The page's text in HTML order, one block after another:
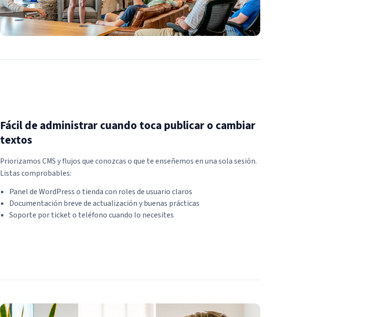
Fácil de administrar cuando toca publicar o cambiar
textos
Priorizamos CMS y flujos que conozcas o que te enseñemos en una sola sesión.
Listas comprobables:
Panel de WordPress o tienda con roles de usuario claros
Documentación breve de actualización y buenas prácticas
Soporte por ticket o teléfono cuando lo necesites